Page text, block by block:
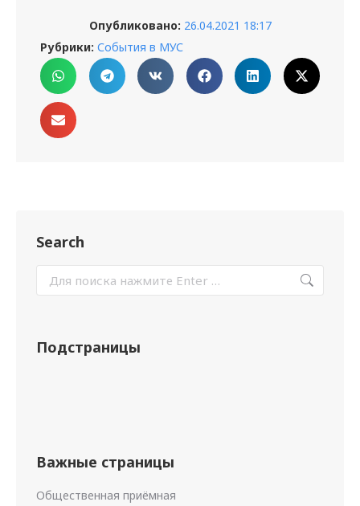
Опубликовано: 26.04.2021 18:17
Рубрики: События в МУС
Search
Подстраницы
Важные страницы
Общественная приёмная